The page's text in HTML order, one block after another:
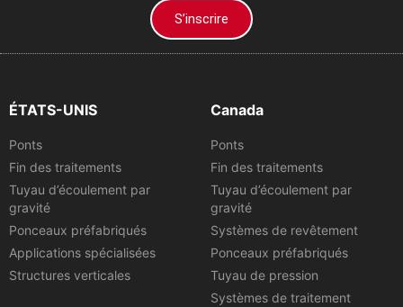
S’inscrire
ÉTATS-UNIS
Ponts
Fin des traitements
Tuyau d’écoulement par
gravité
Ponceaux préfabriqués
Applications spécialisées
Structures verticales
Canada
Ponts
Fin des traitements
Tuyau d’écoulement par
gravité
Systèmes de revêtement
Ponceaux préfabriqués
Tuyau de pression
Systèmes de traitement